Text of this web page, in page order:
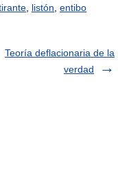
listón entibo
Teoría deflacionaria de la
verdad